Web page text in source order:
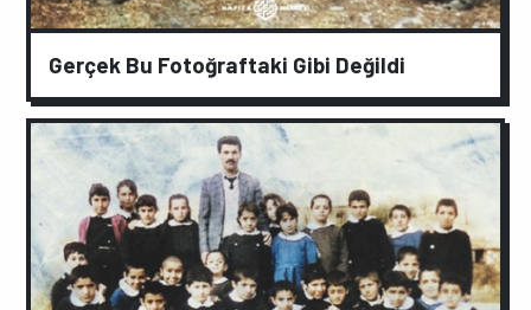
Gerçek Bu Fotoğraftaki Gibi Değildi